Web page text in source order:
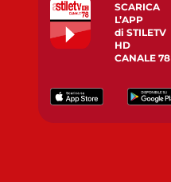
SCARICA
L’APP
di STILETV
HD
CANALE 78